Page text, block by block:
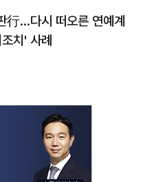
行…다시 떠오른 연예계
치' 사례